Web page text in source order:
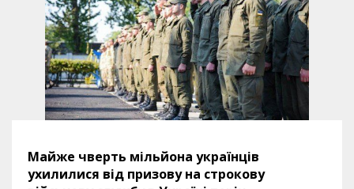
Майже чверть мільйона українців
ухилилися від призову на строкову